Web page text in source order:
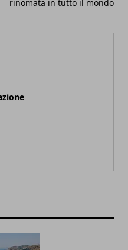
rinomata in tutto il mondo